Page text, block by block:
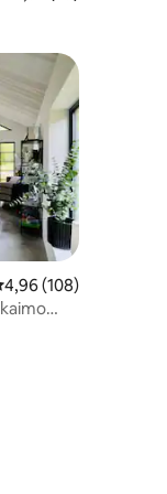
įvertinimas:
4,96 (108)